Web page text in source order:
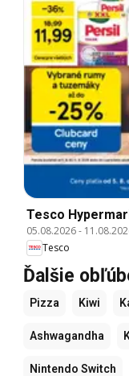
Tesco
05.08.2026-
Tesco
Ďalšie
Pizza Kiwi
Ashwagandha
Nintendo Switch